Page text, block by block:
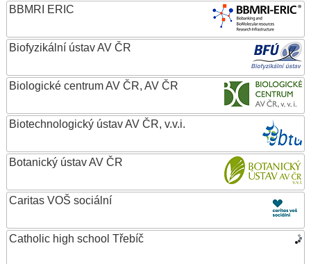
BBMRI ERIC
Biofyzikální ústav AV ČR
Biologické centrum AV ČR, AV ČR
Biotechnologický ústav AV ČR, v.v.i.
Botanický ústav AV ČR
Caritas VOŠ sociální
Catholic high school Třebíč